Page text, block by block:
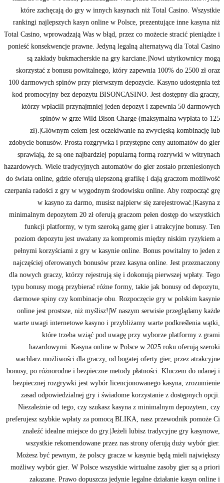
które zachęcają do gry w innych kasynach niż Total Casino. Wszystkie
rankingi najlepszych kasyn online w Polsce, prezentujące inne kasyna niż
Total Casino, wprowadzają Was w błąd, przez co możecie stracić pieniądze i
ponieść konsekwencje prawne. Jedyną legalną alternatywą dla Total Casino
są zakłady bukmacherskie na gry karciane.|Nowi użytkownicy mogą
skorzystać z bonusu powitalnego, który zapewnia 100% do 2500 zł oraz
100 darmowych spinów przy pierwszym depozycie. Kasyno udostępnia też
kod promocyjny bez depozytu BISONCASINO. Jest dostępny dla graczy,
którzy wpłacili przynajmniej jeden depozyt i zapewnia 50 darmowych
spinów w grze Wild Bison Charge (maksymalna wypłata to 125
zł).|Głównym celem jest oczekiwanie na zwycięską kombinację lub
zdobycie bonusów. Prosta rozgrywka i przystępne ceny automatów do gier
sprawiają, że są one najbardziej popularną formą rozrywki w witrynach
hazardowych. Wiele tradycyjnych automatów do gier zostało przeniesionych
do świata online, gdzie oferują ulepszoną grafikę i dają graczom możliwość
czerpania radości z gry w wygodnym środowisku online. Aby rozpocząć grę
w kasyno za darmo, musisz najpierw się zarejestrować.|Kasyna z
minimalnym depozytem 20 zł oferują graczom pełen dostęp do wszystkich
funkcji platformy, w tym szeroką gamę gier i atrakcyjne bonusy. Ten
poziom depozytu jest uważany za kompromis między niskim ryzykiem a
pełnymi korzyściami z gry w kasynie online. Bonus powitalny to jeden z
najczęściej oferowanych bonusów przez kasyna online. Jest przeznaczony
dla nowych graczy, którzy rejestrują się i dokonują pierwszej wpłaty. Tego
typu bonusy mogą przybierać różne formy, takie jak bonusy od depozytu,
darmowe spiny czy kombinacje obu. Rozpoczęcie gry w polskim kasynie
online jest prostsze, niż myślisz!|W naszym serwisie przeglądamy każde
warte uwagi internetowe kasyno i przybliżamy warte podkreślenia wątki,
które trzeba wziąć pod uwagę przy wyborze platformy z grami
hazardowymi. Kasyna online w Polsce w 2025 roku oferują szeroki
wachlarz możliwości dla graczy, od bogatej oferty gier, przez atrakcyjne
bonusy, po różnorodne i bezpieczne metody płatności. Kluczem do udanej i
bezpiecznej rozgrywki jest wybór licencjonowanego kasyna, zrozumienie
zasad odpowiedzialnej gry i świadome korzystanie z dostępnych opcji.
Niezależnie od tego, czy szukasz kasyna z minimalnym depozytem, czy
preferujesz szybkie wpłaty za pomocą BLIKA, nasz przewodnik pomoże Ci
znaleźć idealne miejsce do gry.|Jeżeli lubisz tradycyjne gry kasynowe,
wszystkie rekomendowane przez nas strony oferują duży wybór gier.
Możesz być pewnym, że polscy gracze w kasynie będą mieli największy
możliwy wybór gier. W Polsce wszystkie wirtualne zasoby gier są a priori
zakazane. Prawo dopuszcza jedynie legalne działanie kasyn online i